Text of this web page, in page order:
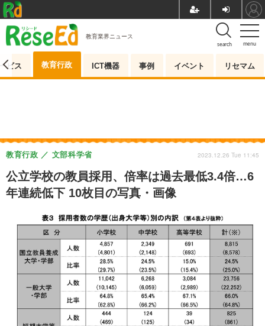
menu
search
教育業界ニュース
ビス 教育行政 ICT機器 事例 イベント リセマム
公立学校の教員採用、倍率は過去最低3.4倍…6
年連続低下 10枚目の写真・画像
教育行政 文部科学省 2023.12.26 Tue 11:45